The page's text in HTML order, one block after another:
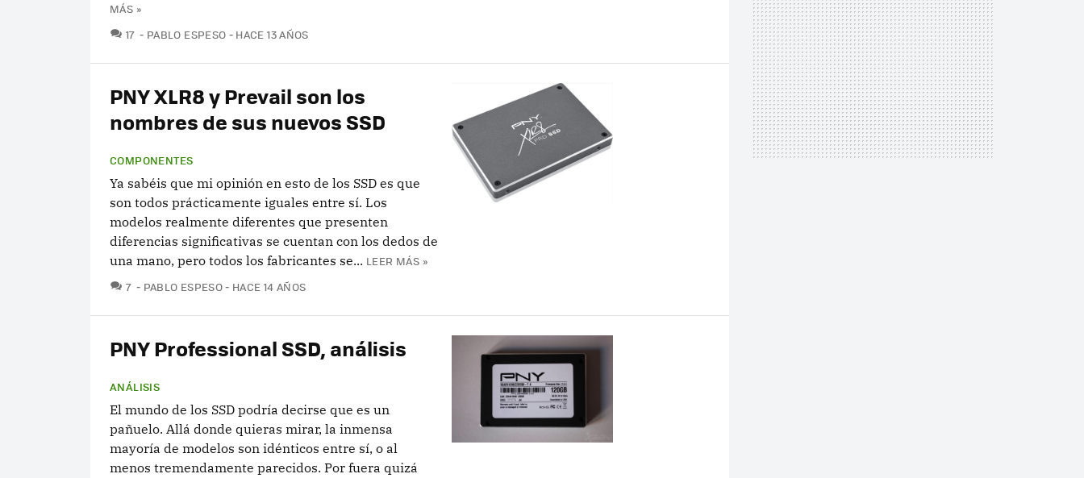
MÁS »
17 COMENTARIOS
PABLO ESPESO HACE 13 AÑOS
PNY XLR8 y Prevail son los
nombres de sus nuevos SSD
COMPONENTES
Ya sabéis que mi opinión en esto de los SSD es que
son todos prácticamente iguales entre sí. Los
modelos realmente diferentes que presenten
diferencias significativas se cuentan con los dedos de
una mano, pero todos los fabricantes se... LEER MÁS »
7 COMENTARIOS
PABLO ESPESO HACE 14 AÑOS
PNY Professional SSD, análisis
ANÁLISIS
El mundo de los SSD podría decirse que es un
pañuelo. Allá donde quieras mirar, la inmensa
mayoría de modelos son idénticos entre sí, o al
menos tremendamente parecidos. Por fuera quizá